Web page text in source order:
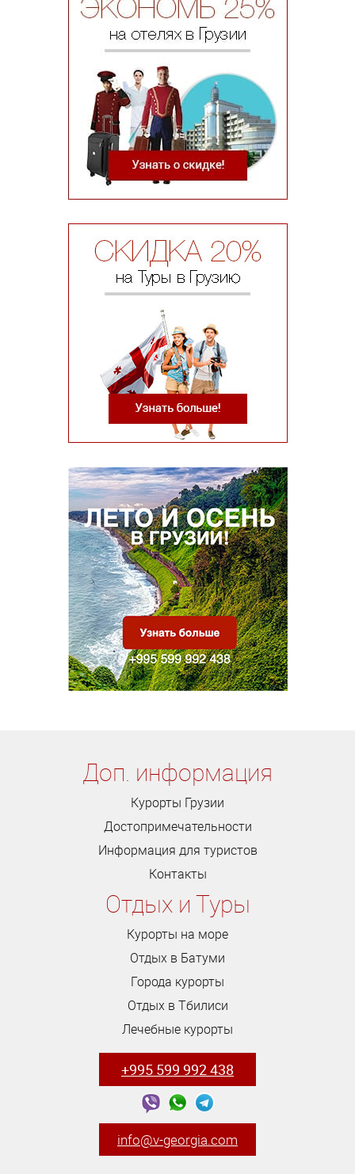
Доп. информация
Курорты Грузии
Достопримечательности
Информация для туристов
Контакты
Отдых и Туры
Курорты на море
Отдых в Батуми
Города курорты
Отдых в Тбилиси
Лечебные курорты
+995 599 992 438
info@v-georgia.com